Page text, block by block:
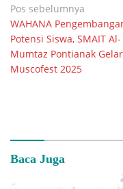
Navigasi
pos
Pos sebelumnya
WAHANA
Potensi Siswa, SMAIT Al-
Mumtaz Pontianak Gelar
Muscofest 2025
Baca Juga